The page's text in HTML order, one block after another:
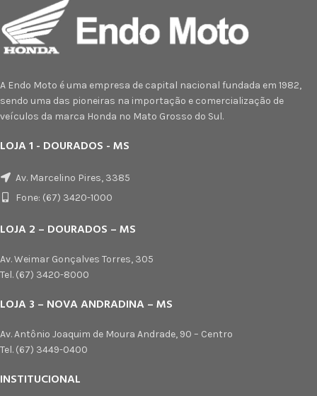
A Endo Moto é uma empresa de capital nacional fundada em 1982,
sendo uma das pioneiras na importação e comercialização de
veículos da marca Honda no Mato Grosso do Sul.
LOJA 1 - DOURADOS - MS
Av. Marcelino Pires, 3385
Fone: (67) 3420-1000
LOJA 2 – DOURADOS – MS
Av. Weimar Gonçalves Torres, 305
Tel. (67) 3420-8000
LOJA 3 – NOVA ANDRADINA – MS
Av. Antônio Joaquim de Moura Andrade, 90 – Centro
Tel. (67) 3449-0400
INSTITUCIONAL